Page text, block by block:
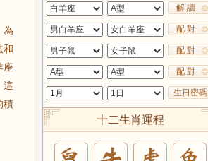
為
和
座
這
積
解 讀
配 對
配 對
配 對
生日密碼
十二生肖運程